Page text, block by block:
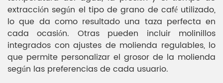
extracción según el tipo de grano de café utilizado,
lo que da como resultado una taza perfecta en
cada ocasión. Otras pueden incluir molinillos
integrados con ajustes de molienda regulables, lo
que permite personalizar el grosor de la molienda
según las preferencias de cada usuario.